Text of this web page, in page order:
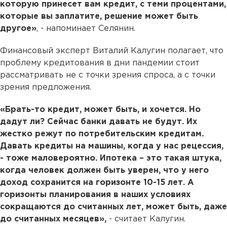
которую принесет вам кредит, с теми процентами,
которые вы заплатите, решение может быть
другое», - напоминает Селянин.
Финансовый эксперт Виталий Калугин полагает, что
проблему кредитования в дни пандемии стоит
рассматривать не с точки зрения спроса, а с точки
зрения предложения.
«Брать-то кредит, может быть, и хочется. Но
дадут ли? Сейчас банки давать не будут. Их
жестко режут по потребительским кредитам.
Давать кредиты на машины, когда у нас рецессия,
- тоже маловероятно. Ипотека – это такая штука,
когда человек должен быть уверен, что у него
доход сохранится на горизонте 10-15 лет. А
горизонты планирования в наших условиях
сокращаются до считанных лет, может быть, даже
до считанных месяцев», - считает Калугин.